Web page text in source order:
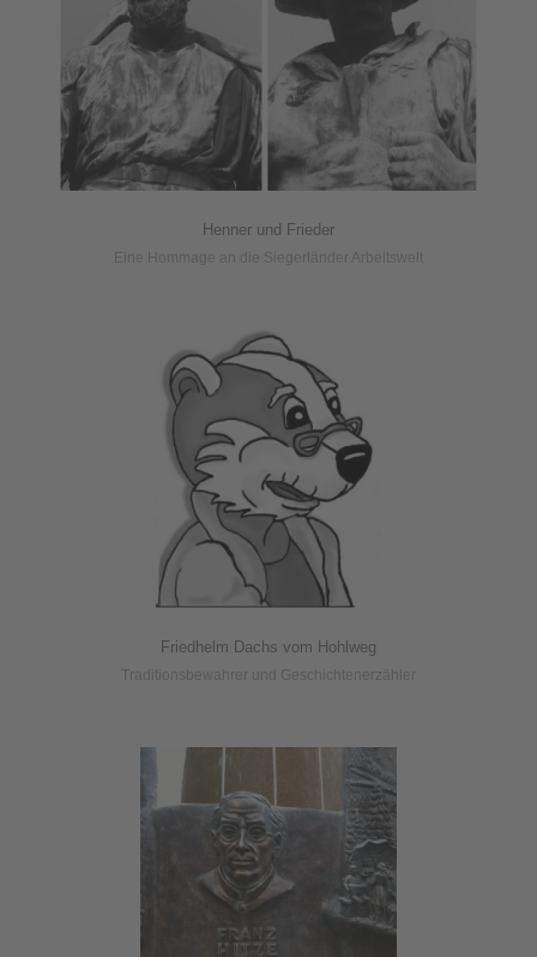
Henner und Frieder
Eine Hommage an die Siegerländer Arbeitswelt
Friedhelm Dachs vom Hohlweg
Traditionsbewahrer und Geschichtenerzähler